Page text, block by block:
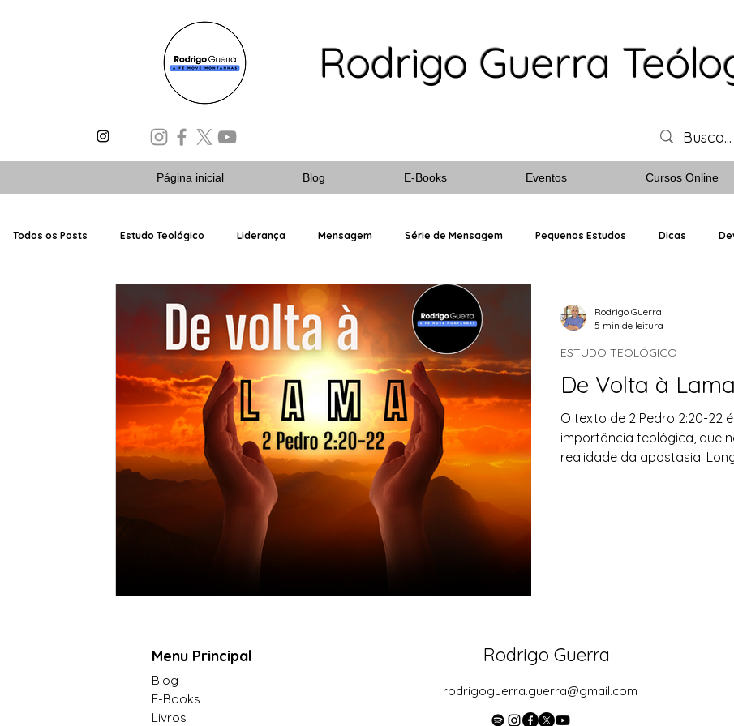
Rodrigo Guerra
Página inicial Blog E-Books Eventos Cursos Online
Todos os Posts Estudo Teológico Liderança Mensagem Série de Mensagem Pequenos Estudos Dicas
Planos de Estudos Personagens Bíblicos
De Volta à
O texto de 2 Pedro 2:20-22
importância teológica, que
realidade da apostasia.
ESTUDO TEOLÓGICO
Rodrigo Guerra
5 min de leitura
Menu Principal
Blog
E-Books
Livros
Rodrigo Guerra
rodrigoguerra.guerra@gmail.com